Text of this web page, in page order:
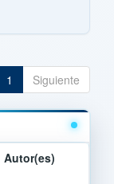
1 Siguiente
Autor(es)